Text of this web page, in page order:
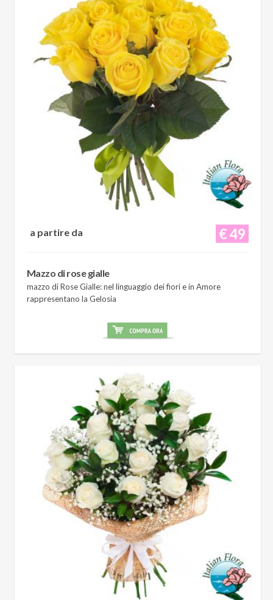
€ 49
a partire da
Mazzo di rose gialle
mazzo di Rose Gialle: nel linguaggio dei fiori e in Amore
rappresentano la Gelosia